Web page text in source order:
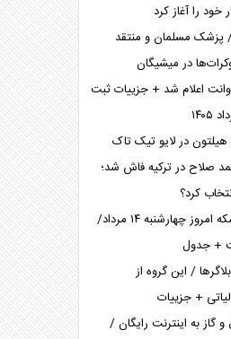
را آغاز کرد
مسلمان و منتقد
در میشیگان
اعلام شد + جزییات ثبت
هیلتون در لایو تیک تاک
صلاح در ترکیه فاش شد؛
آخرین قیمت طلا و سکه امروز چهارشنبه ۱۴ مرداد/
+ جدول
/ این گروه از
+ جزییات
گاز به اینترنت رایگان /